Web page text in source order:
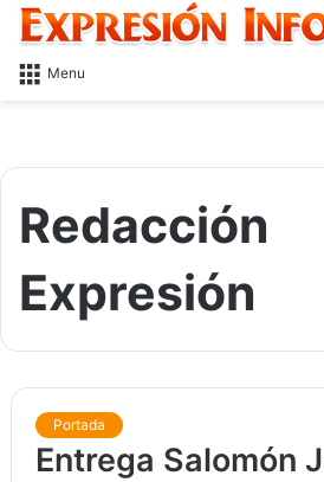
Menu
Redacción
Expresión
Portada
Entrega Salomón